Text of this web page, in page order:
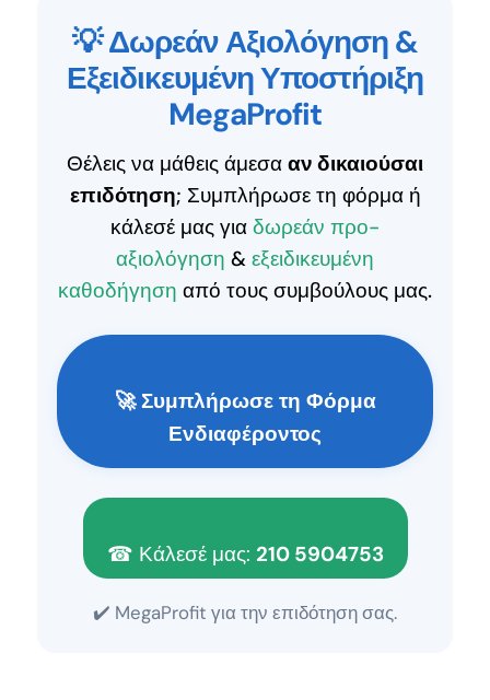
💡 Δωρεάν Αξιολόγηση &
Εξειδικευμένη Υποστήριξη
MegaProfit
Θέλεις να μάθεις άμεσα αν δικαιούσαι
επιδότηση; Συμπλήρωσε τη φόρμα ή
κάλεσέ μας για δωρεάν προ-
αξιολόγηση & εξειδικευμένη
καθοδήγηση από τους συμβούλους μας.
🚀 Συμπλήρωσε τη Φόρμα
Ενδιαφέροντος
☎ Κάλεσέ μας: 210 5904753
✔️ MegaProfit για την επιδότηση σας.